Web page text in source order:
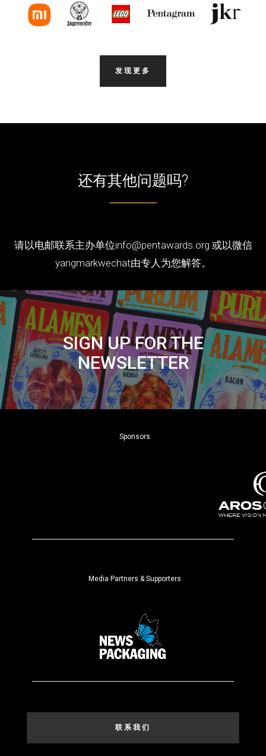
发现更多
还有其他问题吗?
请以电邮联系主办单位info@pentawards.org 或以微信
yangmarkwechat由专人为您解答。
SIGN UP FOR THE
NEWSLETTER
Sponsors
Media Partners & Supporters
联系我们